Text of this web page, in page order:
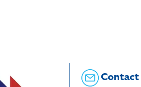
Contact